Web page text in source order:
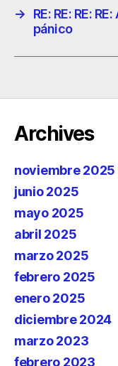
→
RE: RE: RE:
pánico
Archives
noviembre 2025
junio 2025
mayo 2025
abril 2025
marzo 2025
febrero 2025
enero 2025
diciembre 2024
marzo 2023
febrero 2023